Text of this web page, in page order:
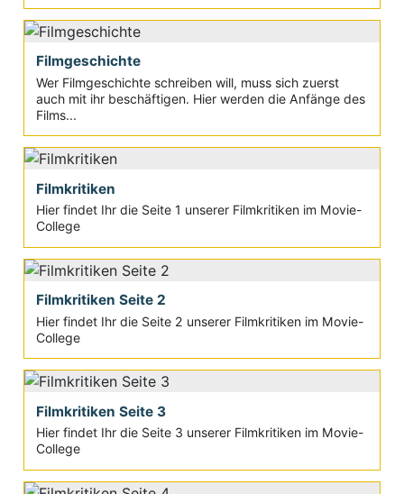
Filmgeschichte
Wer Filmgeschichte schreiben will, muss sich zuerst
auch mit ihr beschäftigen. Hier werden die Anfänge des
Films...
Filmkritiken
Hier findet Ihr die Seite 1 unserer Filmkritiken im Movie-
College
Filmkritiken Seite 2
Hier findet Ihr die Seite 2 unserer Filmkritiken im Movie-
College
Filmkritiken Seite 3
Hier findet Ihr die Seite 3 unserer Filmkritiken im Movie-
College